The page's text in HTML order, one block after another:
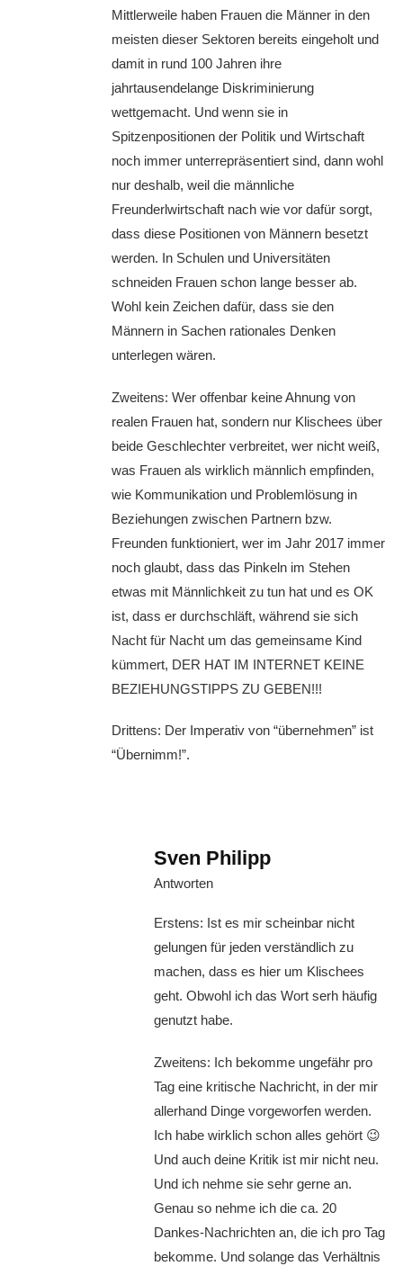
Mittlerweile haben Frauen die Männer in den
meisten dieser Sektoren bereits eingeholt und
damit in rund 100 Jahren ihre
jahrtausendelange Diskriminierung
wettgemacht. Und wenn sie in
Spitzenpositionen der Politik und Wirtschaft
noch immer unterrepräsentiert sind, dann wohl
nur deshalb, weil die männliche
Freunderlwirtschaft nach wie vor dafür sorgt,
dass diese Positionen von Männern besetzt
werden. In Schulen und Universitäten
schneiden Frauen schon lange besser ab.
Wohl kein Zeichen dafür, dass sie den
Männern in Sachen rationales Denken
unterlegen wären.
Zweitens: Wer offenbar keine Ahnung von
realen Frauen hat, sondern nur Klischees über
beide Geschlechter verbreitet, wer nicht weiß,
was Frauen als wirklich männlich empfinden,
wie Kommunikation und Problemlösung in
Beziehungen zwischen Partnern bzw.
Freunden funktioniert, wer im Jahr 2017 immer
noch glaubt, dass das Pinkeln im Stehen
etwas mit Männlichkeit zu tun hat und es OK
ist, dass er durchschläft, während sie sich
Nacht für Nacht um das gemeinsame Kind
kümmert, DER HAT IM INTERNET KEINE
BEZIEHUNGSTIPPS ZU GEBEN!!!
Drittens: Der Imperativ von “übernehmen” ist
“Übernimm!”.
Sven Philipp
Antworten
Erstens: Ist es mir scheinbar nicht
gelungen für jeden verständlich zu
machen, dass es hier um Klischees
geht. Obwohl ich das Wort serh häufig
genutzt habe.
Zweitens: Ich bekomme ungefähr pro
Tag eine kritische Nachricht, in der mir
allerhand Dinge vorgeworfen werden.
Ich habe wirklich schon alles gehört 😉
Und auch deine Kritik ist mir nicht neu.
Und ich nehme sie sehr gerne an.
Genau so nehme ich die ca. 20
Dankes-Nachrichten an, die ich pro Tag
bekomme. Und solange das Verhältnis